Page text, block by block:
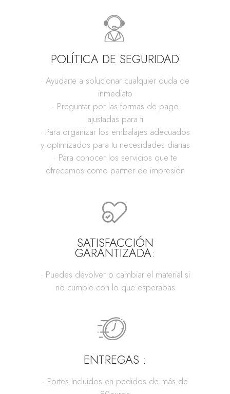
POLÍTICA DE SEGURIDAD
· Ayudarte a solucionar cualquier duda de
inmediato
· Preguntar por las formas de pago
ajustadas para ti
· Para organizar los embalajes adecuados
y optimizados para tu necesidades diarias
· Para conocer los servicios que te
ofrecemos como partner de impresión
SATISFACCIÓN
GARANTIZADA:
· Puedes devolver o cambiar el material si
no cumple con lo que esperabas
ENTREGAS :
· Portes Incluidos en pedidos de más de